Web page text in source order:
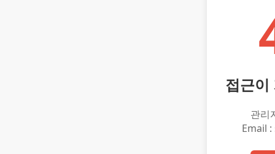
접근이
관리
Email